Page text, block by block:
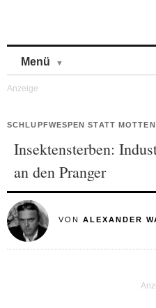
Menü
SCHLUPFWESPEN STATT
Insektensterben:
an den Pranger
VON ALEXANDER